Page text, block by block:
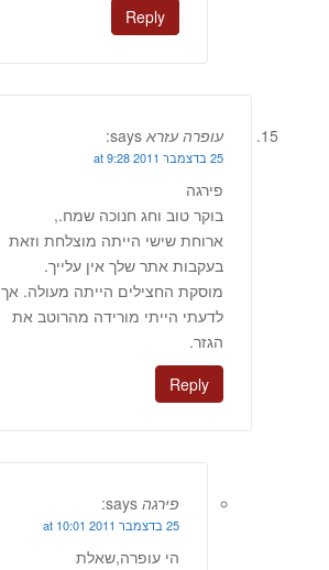
Reply
עופרה עזרא says:
25 בדצמבר 2011 at 9:28
פירגה
בוקר טוב וחג חנוכה שמח.,
ארוחת שישי הייתה מוצלחת וזאת
בעקבות אתר שלך אין עלייך.
מוסקת החצילים הייתה מעולה. אך
לדעתי הייתי מורידה מהרוטב את
הגזר.
Reply
פירגה says:
25 בדצמבר 2011 at 10:01
הי עופרה,שאלת